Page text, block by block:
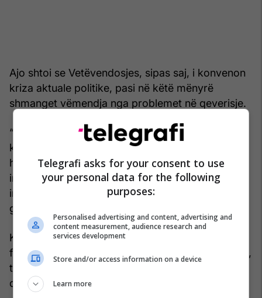
Ajo shtoi se Vetëvendosjes, sipas saj, i konvenon
kriza aktuale politike, pasi në këtë mënyrë
shmanget vëmendja nga problemet në qeverisje.
“Përveç që nuk duan të qeverisin, atyre po u
konvenon kjo krizë. Kjo krizë po ua fsheh krejt
hajninë dhe matrapazllëqet që po ndodhin në
institucionet shtetërore, duke krijuar armiq
imagjinarë dhe duke përdorur një diskurs sikur të
gjithë janë kundër tyre”, deklaroi ajo.
Kica-Xhelili tha se përballja politike duhet të
fokusohet te rezultatet e qeverisjes dhe, sipas saj,
te “pangopësia për pushtet” e kryeministrit në
detyrë.
Telegrafi asks for your consent to use
your personal data for the following
purposes:
Personalised advertising and content, advertising and
content measurement, audience research and
services development
Store and/or access information on a device
Learn more